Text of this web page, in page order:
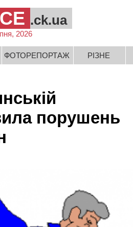
.ck.ua
2026
ФОТОРЕПОРТАЖ РІЗНЕ
порушень